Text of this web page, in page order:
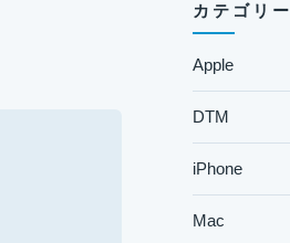
カテゴリー
Apple
DTM
iPhone
Mac